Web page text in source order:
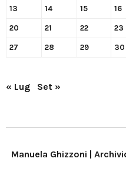
13 14 15 16
20 21 22 23
27 28 29 30
« Lug Set »
Manuela Ghizzoni |